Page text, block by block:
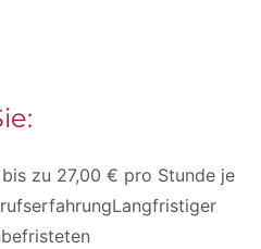
zu 27,00 € pro Stunde je